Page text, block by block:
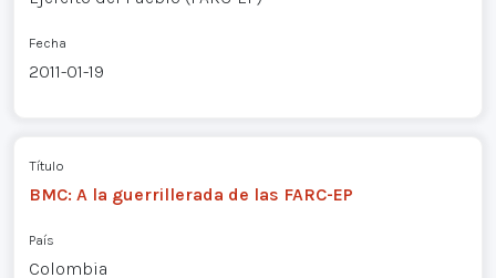
Fecha
2011-01-19
Título
BMC: A la guerrillerada de las FARC-EP
País
Colombia